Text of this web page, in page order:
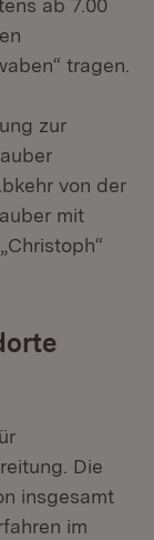
ab 7.00
tragen.
zur
von der
mit
Die
insgesamt
im